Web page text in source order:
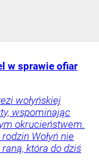
w sprawie ofiar
wołyńskiej
wspominając
okrucieństwem.
Wołyń nie
która do dziś